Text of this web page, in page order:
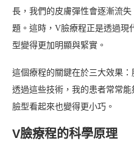
長，我們的皮膚彈性會逐漸流
題。這時，V臉療程正是透過現
型變得更加明顯與緊實。
這個療程的關鍵在於三大效果
透過這些技術，我的患者常常
臉型看起來也變得更小巧。
V臉療程的科學原理